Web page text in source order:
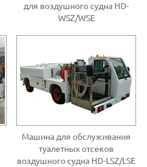
для воздушного судна HD-
WSZ/WSE
Машина для обслуживания
туалетных отсеков
воздушного судна HD-LSZ/LSE